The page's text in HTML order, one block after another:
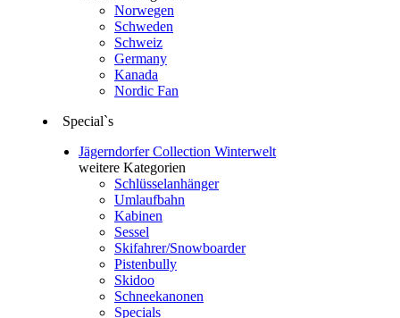
Norwegen
Schweden
Schweiz
Germany
Kanada
Nordic Fan
Special`s
Jägerndorfer Collection Winterwelt
weitere Kategorien
Schlüsselanhänger
Umlaufbahn
Kabinen
Sessel
Skifahrer/Snowboarder
Pistenbully
Skidoo
Schneekanonen
Specials